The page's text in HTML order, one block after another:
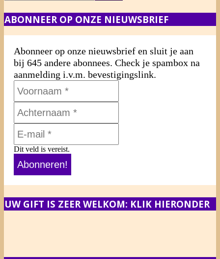
ABONNEER OP ONZE NIEUWSBRIEF
Abonneer op onze nieuwsbrief en sluit je aan
bij 645 andere abonnees. Check je spambox na
aanmelding i.v.m. bevestigingslink.
Dit veld is vereist.
UW GIFT IS ZEER WELKOM: KLIK HIERONDER